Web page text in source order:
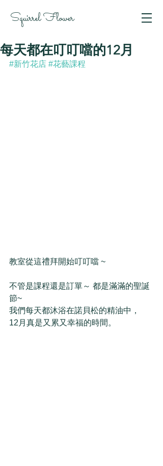
Squirrel Flower
每天都在叮叮噹的12月
#新竹花店 #花藝課程
教室從這禮拜開始叮叮噹 ~
不管是課程還是訂單～ 都是滿滿的聖誕
節~
我們每天都沐浴在諾貝松的精油中，
12月真是又累又幸福的時間。